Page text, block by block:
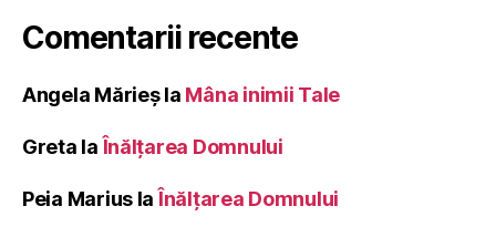
Comentarii recente
Angela Mărieșla Mâna inimii Tale
Greta laÎnălţarea Domnului
Peia Marius laÎnălţarea Domnului